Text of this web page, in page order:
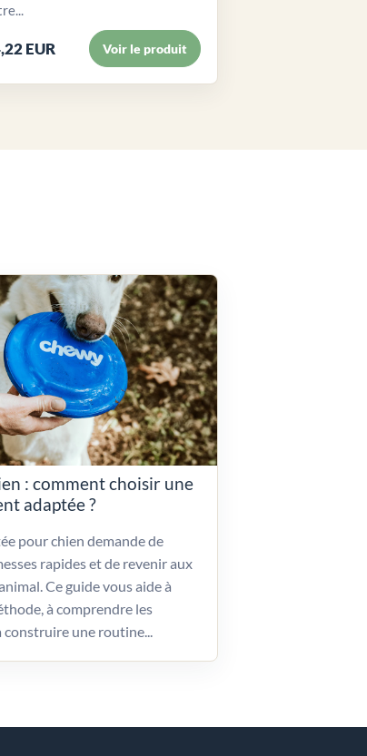
EUR Voir le produit
: comment choisir une
adaptée ?
pour chien demande de
rapides et de revenir aux
Ce guide vous aide à
à comprendre les
une routine...